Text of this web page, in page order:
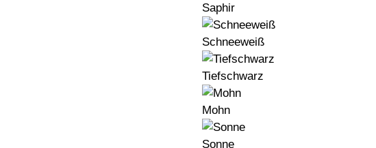
Saphir
Schneeweiß
Tiefschwarz
Mohn
Sonne